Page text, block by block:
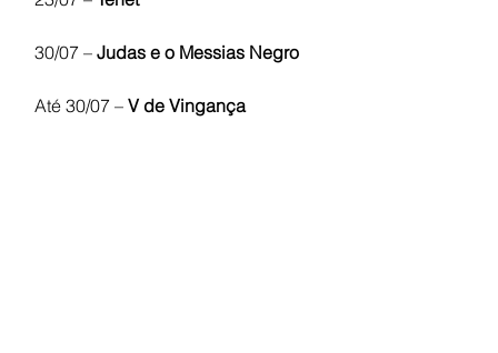
30/07 – Judas e o Messias Negro
Até 30/07 – V de Vingança